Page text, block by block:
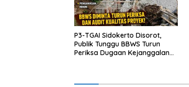
P3-TGAI Sidokerto Disorot,
Publik Tunggu BBWS Turun
Periksa Dugaan Kejanggalan